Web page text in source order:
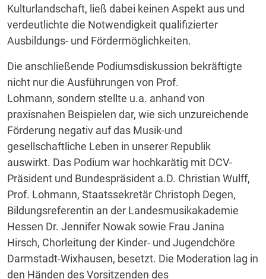
Kulturlandschaft, ließ dabei keinen Aspekt aus und
verdeutlichte die Notwendigkeit qualifizierter
Ausbildungs- und Fördermöglichkeiten.
Die anschließende Podiumsdiskussion bekräftigte
nicht nur die Ausführungen von Prof.
Lohmann, sondern stellte u.a. anhand von
praxisnahen Beispielen dar, wie sich unzureichende
Förderung negativ auf das Musik-und
gesellschaftliche Leben in unserer Republik
auswirkt. Das Podium war hochkarätig mit DCV-
Präsident und Bundespräsident a.D. Christian Wulff,
Prof. Lohmann, Staatssekretär Christoph Degen,
Bildungsreferentin an der Landesmusikakademie
Hessen Dr. Jennifer Nowak sowie Frau Janina
Hirsch, Chorleitung der Kinder- und Jugendchöre
Darmstadt-Wixhausen, besetzt. Die Moderation lag in
den Händen des Vorsitzenden des